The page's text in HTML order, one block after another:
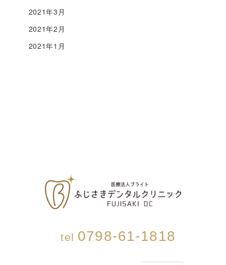
2021年3月
2021年2月
2021年1月
tel 0798-61-1818